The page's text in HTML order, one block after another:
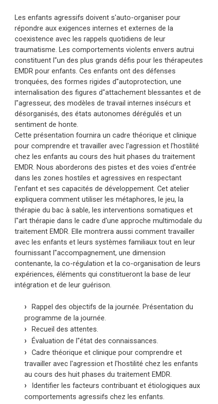
Les enfants agressifs doivent s'auto-organiser pour
répondre aux exigences internes et externes de la
coexistence avec les rappels quotidiens de leur
traumatisme. Les comportements violents envers autrui
constituent l"un des plus grands défis pour les thérapeutes
EMDR pour enfants. Ces enfants ont des défenses
tronquées, des formes rigides d"autoprotection, une
internalisation des figures d"attachement blessantes et de
l"agresseur, des modèles de travail internes insécurs et
désorganisés, des états autonomes dérégulés et un
sentiment de honte.
Cette présentation fournira un cadre théorique et clinique
pour comprendre et travailler avec l'agression et l'hostilité
chez les enfants au cours des huit phases du traitement
EMDR. Nous aborderons des pistes et des voies d'entrée
dans les zones hostiles et agressives en respectant
l'enfant et ses capacités de développement. Cet atelier
expliquera comment utiliser les métaphores, le jeu, la
thérapie du bac à sable, les interventions somatiques et
l"art thérapie dans le cadre d'une approche multimodale du
traitement EMDR. Elle montrera aussi comment travailler
avec les enfants et leurs systèmes familiaux tout en leur
fournissant l"accompagnement, une dimension
contenante, la co-régulation et la co-organisation de leurs
expériences, éléments qui constitueront la base de leur
intégration et de leur guérison.
Rappel des objectifs de la journée. Présentation du
programme de la journée.
Recueil des attentes.
Évaluation de l"état des connaissances.
Cadre théorique et clinique pour comprendre et
travailler avec l'agression et l'hostilité chez les enfants
au cours des huit phases du traitement EMDR.
Identifier les facteurs contribuant et étiologiques aux
comportements agressifs chez les enfants.